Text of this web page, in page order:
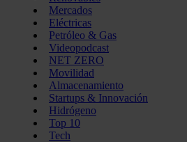
Mercados
Eléctricas
Petróleo & Gas
Videopodcast
NET ZERO
Movilidad
Almacenamiento
Startups & Innovación
Hidrógeno
Top 10
Tech